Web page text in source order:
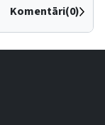
Komentāri(0)